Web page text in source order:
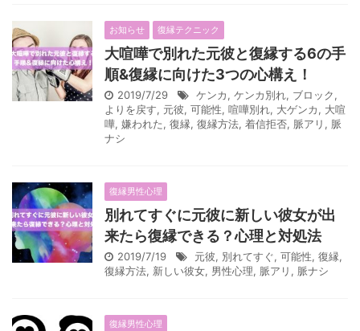
お知らせ 復縁テクニック
大喧嘩で別れた元彼と復縁する6の手
順&復縁に向けた3つの心構え！
2019/7/29 ケンカ, ケンカ別れ, ブロック,
よりを戻す, 元彼, 可能性, 喧嘩別れ, 大ゲンカ, 大喧
嘩, 嫌われた, 復縁, 復縁方法, 着信拒否, 脈アリ , 脈
ナシ
復縁男性心理
別れてすぐに元彼に新しい彼女が出
来たら復縁できる？心理と対処法
2019/7/19 元彼, 別れてすぐ, 可能性, 復縁,
復縁方法, 新しい彼女, 男性心理, 脈アリ , 脈ナシ
復縁男性心理